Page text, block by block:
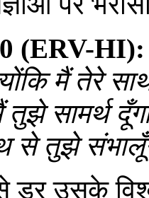
(ERV-HI):
मैं तेरे
तुझे सामर्थ
से तुझे
डर उसके